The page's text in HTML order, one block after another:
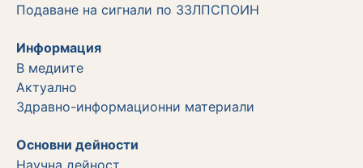
Подаване на сигнали по ЗЗЛПСПОИН
Информация
В медиите
Актуално
Здравно-информационни материали
Основни дейности
Научна дейност